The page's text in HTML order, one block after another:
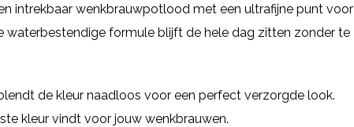
intrekbaar wenkbrauwpotlood met een ultrafijne punt voor
waterbestendige formule blijft de hele dag zitten zonder te
de kleur naadloos voor een perfect verzorgde look.
kleur vindt voor jouw wenkbrauwen.